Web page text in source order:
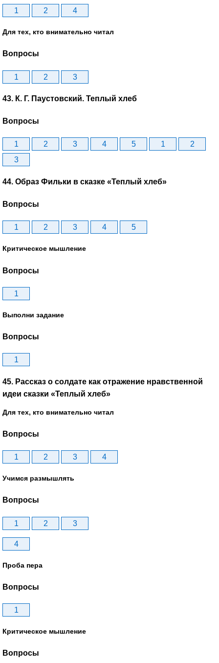
1 2 4
Для тех, кто внимательно читал
Вопросы
1 2 3
43. К. Г. Паустовский. Теплый хлеб
Вопросы
1 2 3 4 5 1
2
3
44. Образ Фильки в сказке «Теплый хлеб»
Вопросы
1 2 3 4 5
Критическое мышление
Вопросы
1
Выполни задание
Вопросы
1
45. Рассказ о солдате как отражение нравственной
идеи сказки «Теплый хлеб»
Для тех, кто внимательно читал
Вопросы
1 2 3 4
Учимся размышлять
Вопросы
1 2 3
4
Проба пера
Вопросы
1
Критическое мышление
Вопросы